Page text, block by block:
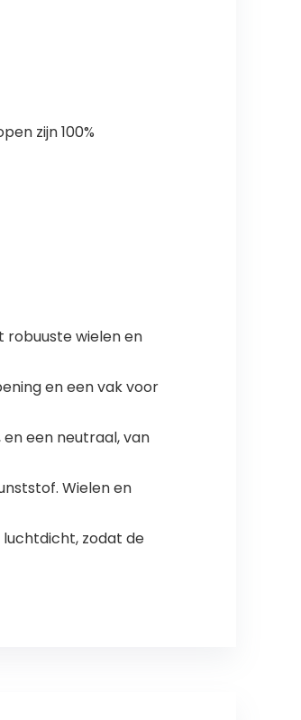
zijn 100%
robuuste wielen en
en een vak voor
een neutraal, van
Wielen en
luchtdicht, zodat de